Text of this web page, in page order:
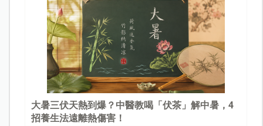
大暑三伏天熱到爆？中醫教喝「伏茶」解中暑，4
招養生法遠離熱傷害！